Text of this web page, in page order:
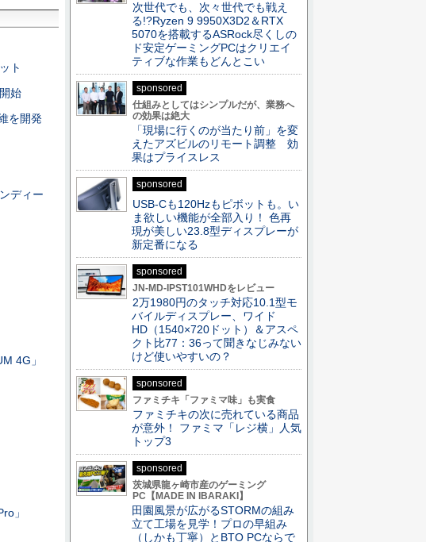
ト
始
を開発
ディー
4G」
」
次世代でも、次々世代でも戦え
る!?Ryzen 9 9950X3D2＆RTX
5070を搭載するASRock尽くしの
ド安定ゲーミングPCはクリエイ
ティブな作業もどんとこい
sponsored
仕組みとしてはシンプルだが、業務へ
の効果は絶大
「現場に行くのが当たり前」を変
えたアズビルのリモート調整 効
果はプライスレス
sponsored
USB-Cも120Hzもピボットも。い
ま欲しい機能が全部入り！ 色再
現が美しい23.8型ディスプレーが
新定番になる
sponsored
JN-MD-IPST101WHDをレビュー
2万1980円のタッチ対応10.1型モ
バイルディスプレー、ワイド
HD（1540×720ドット）＆アスペ
クト比77：36って聞きなじみない
けど使いやすいの？
sponsored
ファミチキ「ファミマ味」も実食
ファミチキの次に売れている商品
が意外！ ファミマ「レジ横」人気
トップ3
sponsored
茨城県龍ヶ崎市産のゲーミング
PC【MADE IN IBARAKI】
田園風景が広がるSTORMの組み
立て工場を見学！プロの早組み
（しかも丁寧）とBTO PCならで